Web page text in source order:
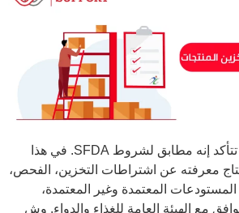
لا تخزن منتجك قبل ما تتأكد إنه مطابق لشروط SFDA. في هذا
معرفته عن اشتراطات التخزين، الفحص،
المعتمدة وغير المعتمدة،
مع الهيئة العامة للغذاء والدواء. وش